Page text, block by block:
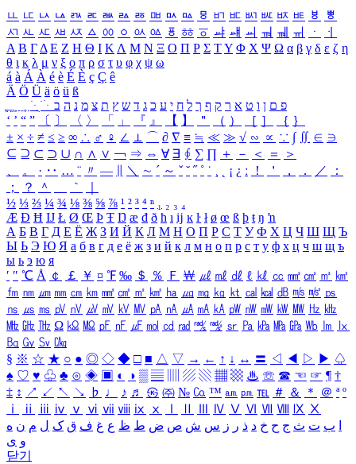
ㅥ ㅦ ㅧ ㅨ ㅩ ㅪ ㅫ ㅬ ㅭ ㅮ ㅯ ㅰ ㅱ ㅲ ㅳ ㅴ ㅵ ㅶ ㅷ ㅸ
ㅹ
ㅺ ㅻ ㅼ ㅽ ㅾ ㅿ ㆀ ㆁ ㆂ ㆃ ㆄ ㆅ ㆆ ㆇ ㆈ ㆉ ㆊ ㆋ ㆌ ㆍ
ㆎ
Α Β ΓΔ Ε Ζ Η Θ Ι ΚΛ Μ Ν Ξ Ο Π Ρ Σ ΤΥ Φ Χ Ψ Ω α β γ δ ε ζ η
θ ι κ λ μ ν ξ ο π ρ σ τ υ φ χ ψ ω
á à Á À é è É È ç Ç ê
Ä Ö Ü ä ö ü ß
ִֶֹ ֻּ ׁׂ פ ם ן ו ט א ר ק ף ך ל ח י ע כ ג ד ש ץ ת צ מ נ ה ב
‘ ’ “ ” 〔 〕 〈 〉 「 」 『 』 【 】 ＂ （ ） ［ ］ ｛ ｝
± × ÷ ≠ ≤ ≥ ∞ ∴ ♂ ♀ ∠ ⊥ ⌒ ∂ ∇ ≡ ≒ ≪ ≫ √ ∽ ∝ ∵ ∫ ∬ ∈ ∋
⊆ ⊇ ⊂ ⊃ ∪ ∩ ∧ ∨ ￢ ⇒ ⇔ ∀ ∃ ∮ ∑ ∏ ＋ － ＜ ＝
＞
、
。 · ‥ … ¨ 〃 ― ＼ ∼ ´ ～ ˇ ˘ ˝ ˚ ˙ ¸ ¡ ¿ ː ！ ＇ ， ． ／
：
；
？ ＾ ｀
½ ⅓ ⅔ ¼ ¾ ⅛ ⅜ ⅝ ⅞ ¹ ² ³ ⁴ ⁿ ₁ ₂ ₃ ₄
Æ Ð Ħ Ĳ Ł Ø Œ Þ Ŧ Ŋ æ đ ð ħ ı ĳ ĸ ŀ ł ø œ ß þ ŧ ŋ ŉ
А Б В Г Д Е Ё Ж З И Й К Л М Н О П Р С Т У Ф Х Ц Ч Ш Щ Ъ
Ы Ь Э Ю Я а б в г д е ё ж з и й к л м н о п р с т у ф х ц ч ш щ ъ
ы ь э ю я
′ ″ ℃ Å ￠ ￡ ￥ ¤ ℉ ‰ ＄ ％ Ｆ ￦ ㎕ ㎖ ㎗ ℓ ㎘ ㏄ ㎣ ㎤ ㎥ ㎦
㎙ ㎚ ㎛ ㎜ ㎝ ㎞ ㎟ ㎠ ㎡ ㎢ ㏊ ㎍ ㎎ ㎏ ㏏ ㎈ ㎉ ㏈ ㎧ ㎨ ㎰
㎱ ㎲ ㎳ ㎴ ㎵ ㎶ ㎷ ㎸ ㎹ ㎀ ㎁ ㎂ ㎃ ㎄ ㎺ ㎻ ㎽ ㎾ ㎿ ㎐ ㎑
㎒ ㎓ ㎔ Ω ㏀ ㏁ ㎊ ㎋ ㎌ ㏖ ㏅ ㎭ ㎮ ㎯ ㏛ ㎩ ㎪ ㎫ ㎬ ㏝ ㏐
㏓
㏃ ㏉ ㏜ ㏆
§ ※ ☆ ★ ○ ● ◎ ◇ ◆ □ ■ △ ▽ → ← ↑ ↓ ↔ 〓 ◁ ◀ ▷ ▶ ♤
♠ ♡ ♥ ♧ ♣ ⊙ ◈ ▣ ◐ ◑ ▒ ▤ ▨ ▧ ▦ ▩ ♨ ☏ ☎ ☜ ☞ ¶ †
‡ ↕ ↗ ↙ ↖ ↘ ♭ ♩ ♪ ♬ ㉿ ㈜ № ㏇ ™ ㏂ ㏘ ℡ ＃ ＆ ＊ ＠ ª º
ⅰ
ⅱ ⅲ ⅳ ⅴ ⅵ ⅶ ⅷ ⅸ ⅹ Ⅳ Ⅴ Ⅵ Ⅶ Ⅷ Ⅸ Ⅹ
ب ت ث ج ح خ د ذ ر ز س ش ص ض ط ظ ع غ ف ق ک ل م ن ه
و ی
닫기